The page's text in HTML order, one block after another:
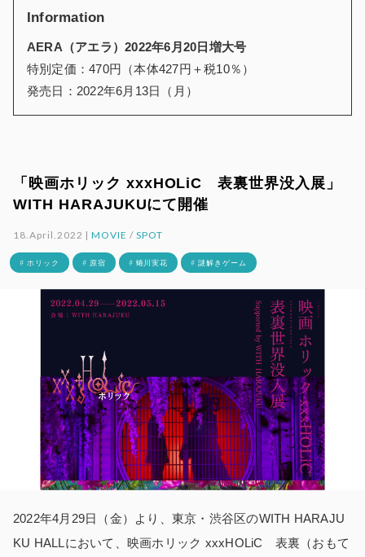
Information
AERA（アエラ）2022年6月20日増大号
特別定価：470円（本体427円＋税10％）
発売日：2022年6月13日（月）
「映画ホリック xxxHOLiC 表裏世界没入展」
WITH HARAJUKUにて開催
18.April.2022 |MOVIE /SPOT
# ホリック # 原宿 # 蜷川実花 # 謎解きゲーム
2022年4月29日（金）より、東京・渋谷区のWITH HARAJU
KU HALLにおいて、映画ホリック xxxHOLiC 表裏（おもて